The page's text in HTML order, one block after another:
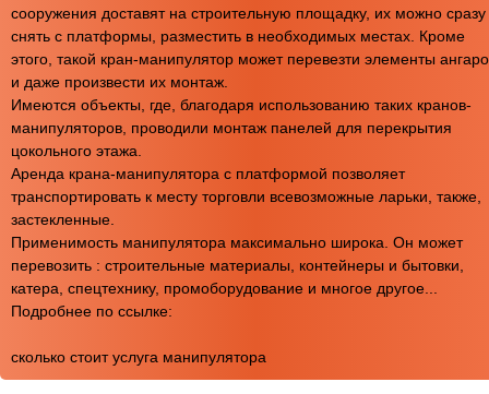
сооружения доставят на строительную площадку, их можно сразу
снять с платформы, разместить в необходимых местах. Кроме
этого, такой кран-манипулятор может перевезти элементы
и даже произвести их монтаж.
Имеются объекты, где, благодаря использованию таких кранов-
манипуляторов, проводили монтаж панелей для перекрытия
цокольного этажа.
Аренда крана-манипулятора с платформой позволяет
транспортировать к месту торговли всевозможные ларьки, также,
застекленные.
Применимость манипулятора максимально широка. Он может
перевозить : строительные материалы, контейнеры и бытовки,
катера, спецтехнику, промоборудование и многое другое...
Подробнее по ссылке:
сколько стоит услуга манипулятора